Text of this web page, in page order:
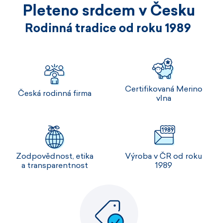
Pleteno srdcem v Česku
Rodinná tradice od roku 1989
Česká rodinná firma
Certifikovaná Merino
vlna
Zodpovědnost, etika
a transparentnost
Výroba v ČR od roku
1989